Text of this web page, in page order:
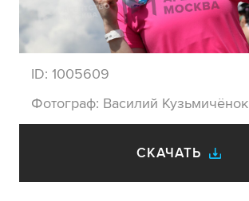
ID: 1005609
Фотограф: Василий Кузьмичёнок
СКАЧАТЬ